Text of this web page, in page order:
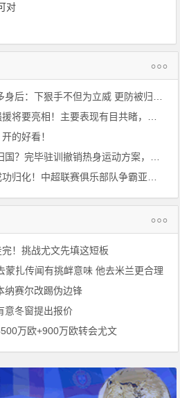
对
狠手不但为立威 更防被归化暴力革命下功夫
相！主要表现有目共睹，称为穆里奇二世
的好看！
撤销热身运动方案，40亚洲预选赛迎战遭受危害
联赛俱乐部队争霸亚冠联赛迎一潜在性利好消息
！挑战尤文先填这短板
蒙扎传闻有挑衅意味 他去米兰更合理
纳赛尔改踢伪边锋
意冬窗提出报价
万欧+900万欧转会尤文